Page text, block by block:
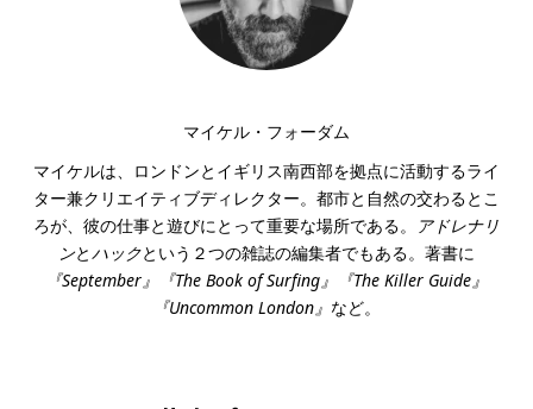
マイケル・フォーダム
マイケルは、ロンドンとイギリス南西部を拠点に活動するライ
ター兼クリエイティブディレクター。都市と自然の交わるとこ
ろが、彼の仕事と遊びにとって重要な場所である。
アドレナリ
ンとハックという２つの雑誌の編集者でもある。著書に
『September』『The Book of Surfing』『The Killer Guide』
『Uncommon London』 など。